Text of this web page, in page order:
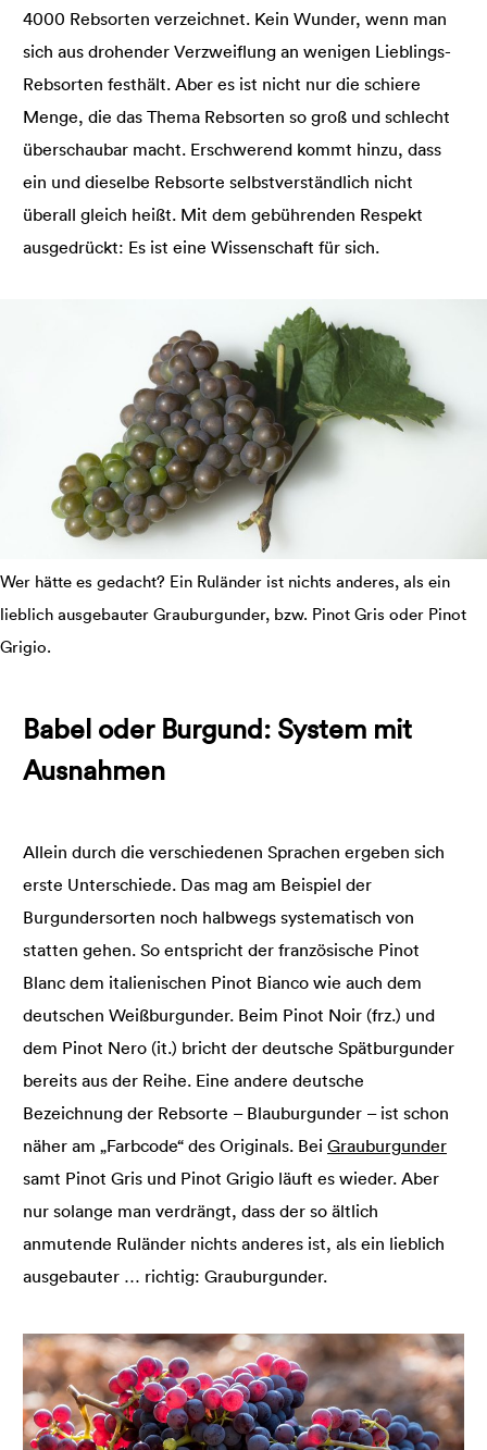
4000 Rebsorten verzeichnet. Kein Wunder, wenn man
sich aus drohender Verzweiflung an wenigen Lieblings-
Rebsorten festhält. Aber es ist nicht nur die schiere
Menge, die das Thema Rebsorten so groß und schlecht
überschaubar macht. Erschwerend kommt hinzu, dass
ein und dieselbe Rebsorte selbstverständlich nicht
überall gleich heißt. Mit dem gebührenden Respekt
ausgedrückt: Es ist eine Wissenschaft für sich.
Wer hätte es gedacht? Ein Ruländer ist nichts anderes, als ein
lieblich ausgebauter Grauburgunder, bzw. Pinot Gris oder Pinot
Grigio.
Babel oder Burgund: System mit
Ausnahmen
Allein durch die verschiedenen Sprachen ergeben sich
erste Unterschiede. Das mag am Beispiel der
Burgundersorten noch halbwegs systematisch von
statten gehen. So entspricht der französische Pinot
Blanc dem italienischen Pinot Bianco wie auch dem
deutschen Weißburgunder. Beim Pinot Noir (frz.) und
dem Pinot Nero (it.) bricht der deutsche Spätburgunder
bereits aus der Reihe. Eine andere deutsche
Bezeichnung der Rebsorte – Blauburgunder ­– ist schon
näher am „Farbcode“ des Originals. Bei Grauburgunder
samt Pinot Gris und Pinot Grigio läuft es wieder. Aber
nur solange man verdrängt, dass der so ältlich
anmutende Ruländer nichts anderes ist, als ein lieblich
ausgebauter … richtig: Grauburgunder.